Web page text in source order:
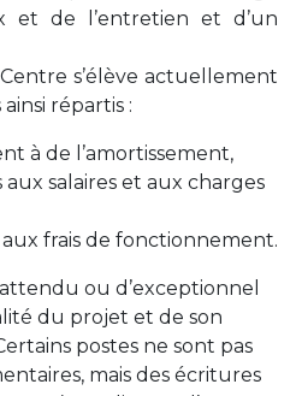
et de l’entretien et d’un
s’élève actuellement
répartis :
à de l’amortissement,
aux salaires et aux charges
aux frais de fonctionnement.
ou d’exceptionnel
du projet et de son
postes ne sont pas
mais des écritures